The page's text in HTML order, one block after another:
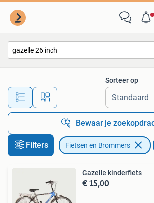
Alle afstanden…
Sorteer op
Bewaar je
Filters Fietsen en Brommers
Gazelle kinderfiets
€ 15,00